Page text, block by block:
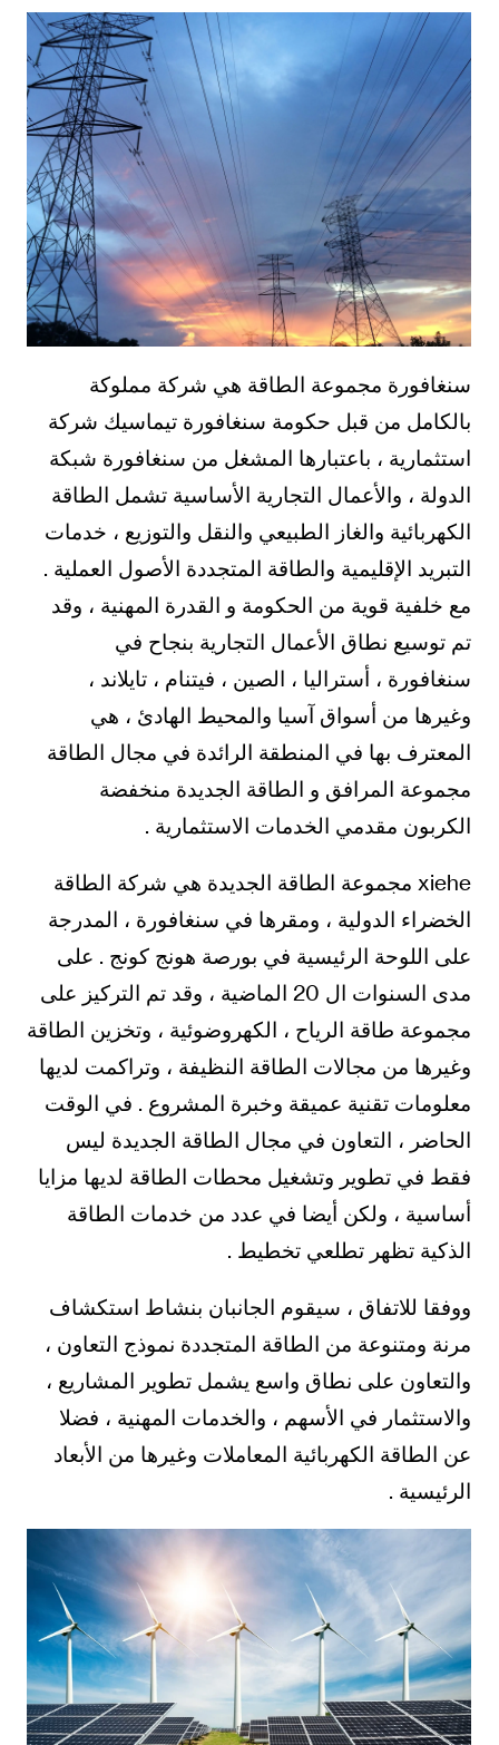
سنغافورة مجموعة الطاقة هي شركة مملوكة
بالكامل من قبل حكومة سنغافورة تيماسيك شركة
استثمارية ، باعتبارها المشغل من سنغافورة شبكة
الدولة ، والأعمال التجارية الأساسية تشمل الطاقة
الكهربائية والغاز الطبيعي والنقل والتوزيع ، خدمات
التبريد الإقليمية والطاقة المتجددة الأصول العملية .
مع خلفية قوية من الحكومة و القدرة المهنية ، وقد
تم توسيع نطاق الأعمال التجارية بنجاح في
سنغافورة ، أستراليا ، الصين ، فيتنام ، تايلاند ،
وغيرها من أسواق آسيا والمحيط الهادئ ، هي
المعترف بها في المنطقة الرائدة في مجال الطاقة
مجموعة المرافق و الطاقة الجديدة منخفضة
الكربون مقدمي الخدمات الاستثمارية .
xiehe مجموعة الطاقة الجديدة هي شركة الطاقة
الخضراء الدولية ، ومقرها في سنغافورة ، المدرجة
على اللوحة الرئيسية في بورصة هونج كونج . على
مدى السنوات ال 20 الماضية ، وقد تم التركيز على
مجموعة طاقة الرياح ، الكهروضوئية ، وتخزين الطاقة
وغيرها من مجالات الطاقة النظيفة ، وتراكمت لديها
معلومات تقنية عميقة وخبرة المشروع . في الوقت
الحاضر ، التعاون في مجال الطاقة الجديدة ليس
فقط في تطوير وتشغيل محطات الطاقة لديها مزايا
أساسية ، ولكن أيضا في عدد من خدمات الطاقة
الذكية تظهر تطلعي تخطيط .
ووفقا للاتفاق ، سيقوم الجانبان بنشاط استكشاف
مرنة ومتنوعة من الطاقة المتجددة نموذج التعاون ،
والتعاون على نطاق واسع يشمل تطوير المشاريع ،
والاستثمار في الأسهم ، والخدمات المهنية ، فضلا
عن الطاقة الكهربائية المعاملات وغيرها من الأبعاد
الرئيسية .